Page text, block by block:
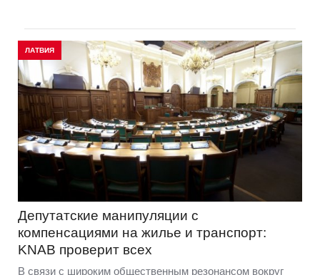
ЛАТВИЯ
Депутатские манипуляции с
компенсациями на жилье и транспорт:
KNAB проверит всех
В связи с широким общественным резонансом вокруг